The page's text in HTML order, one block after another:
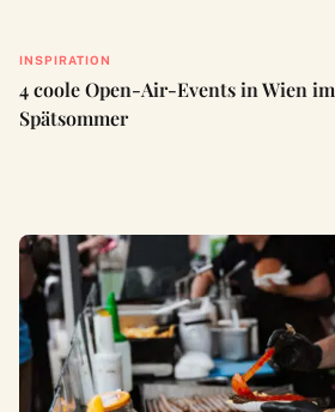
INSPIRATION
4 coole Open-Air-Events in Wien im
Spätsommer